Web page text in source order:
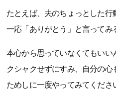
たとえば、夫のちょっとした
一応「ありがとう」と言ってみ
本心から思っていなくてもい
クシャクせずにすみ、自分の心
ためしに一度やってみてくだ